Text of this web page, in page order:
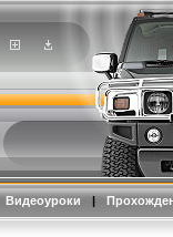
Видеоуроки |